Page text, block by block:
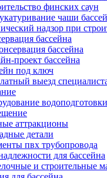
финских саун
чаши
надзор при
бассейна
бассейна
проект бассейна
под ключ
выезд
водоподготовки
аттракционы
детали
пвх трубопровода
для бассейна
и строительные